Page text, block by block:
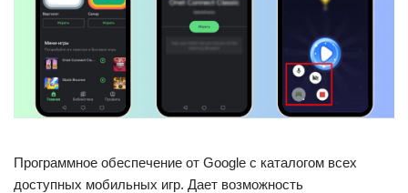
Программное обеспечение от Google с каталогом всех
доступных мобильных игр. Дает возможность